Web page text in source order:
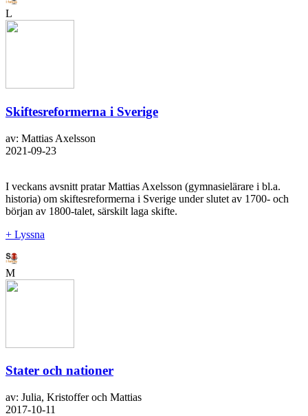
L
Skiftesreformerna i Sverige
av: Mattias Axelsson
2021-09-23
I veckans avsnitt pratar Mattias Axelsson (gymnasielärare i bl.a.
historia) om skiftesreformerna i Sverige under slutet av 1700- och
början av 1800-talet, särskilt laga skifte.
+ Lyssna
M
Stater och nationer
av: Julia, Kristoffer och Mattias
2017-10-11